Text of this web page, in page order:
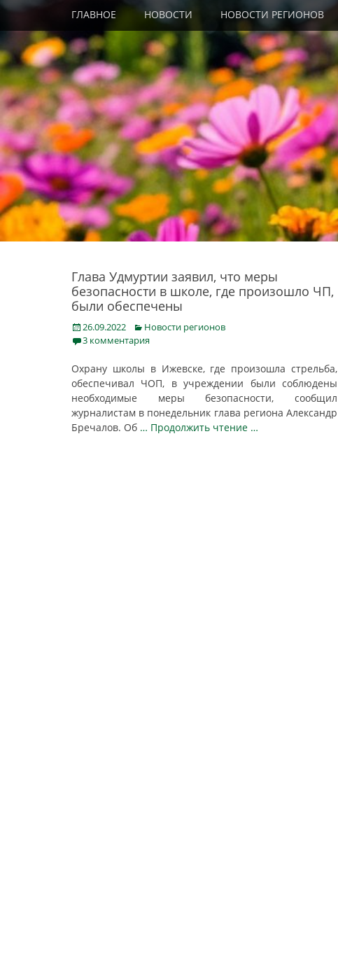
content
Primary Menu
ГЛАВНОЕ НОВОСТИ НОВОСТИ РЕГИОНОВ
Глава Удмуртии заявил, что меры
безопасности в школе, где произошло ЧП,
были обеспечены
Posted
on
26.09.2022 Categories
Новости регионов
3 комментария
Охрану школы в Ижевске, где произошла стрельба,
обеспечивал ЧОП, в учреждении были соблюдены
необходимые меры безопасности, сообщил
журналистам в понедельник глава региона Александр
Бречалов. Об … Продолжить чтение …